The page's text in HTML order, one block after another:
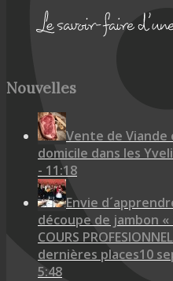
Nouvelles
Vente de
domicile dans les
- 11:18
Envie
découpe de jambon «
COURS
dernières places10
5:48